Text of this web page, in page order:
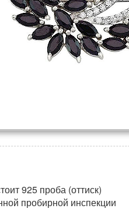
925 проба (оттиск)
пробирной инспекции